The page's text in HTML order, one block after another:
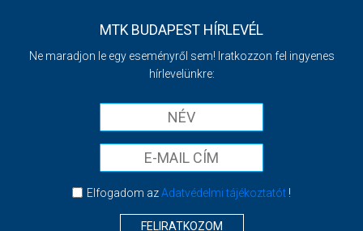
MTK BUDAPEST HÍRLEVÉL
Ne maradjon le egy eseményről sem! Iratkozzon fel ingyenes
hírlevelünkre:
Elfogadom azAdatvédelmi tájékoztatót!
FELIRATKOZOM